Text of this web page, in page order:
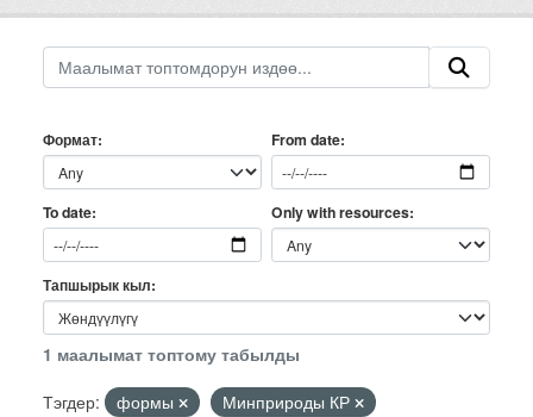
Формат From date
To date Only with resources
Тапшырык кыл
1 маалымат топтому табылды
Тэгдер:
формы
Минприроды КР